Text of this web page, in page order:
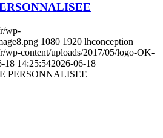
wp-
1080 1920 lhconception
wp-content/uploads/2017/05/logo-OK-
18 14:25:542026-06-18
PERSONNALISEE